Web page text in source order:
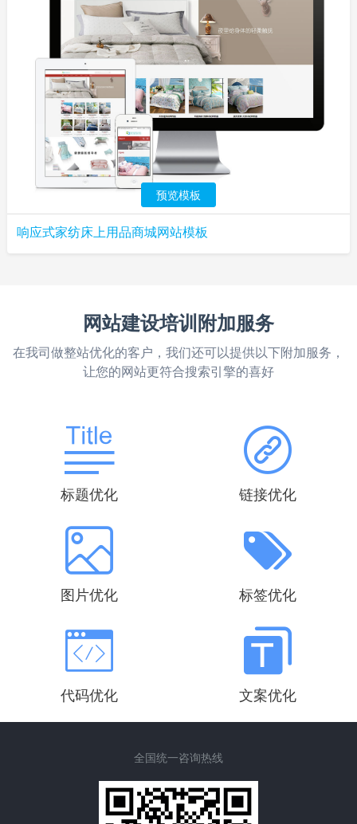
预览模板
响应式家纺床上用品商城网站模板
网站建设培训附加服务
在我司做整站优化的客户，我们还可以提供以下附加服务，
让您的网站更符合搜索引擎的喜好
标题优化 链接优化
图片优化 标签优化
代码优化 文案优化
全国统一咨询热线